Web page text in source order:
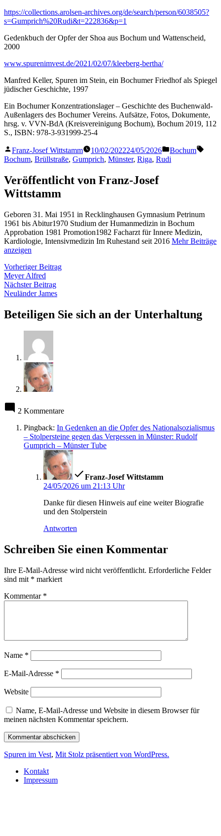
https://collections.arolsen-archives.org/de/search/person/6038505?
s=Gumprich%20Rudi&t=222836&p=1
Gedenkbuch der Opfer der Shoa aus Bochum und Wattenscheid,
2000
www.spurenimvest.de/2021/02/07/kleeberg-bertha/
Manfred Keller, Spuren im Stein, ein Bochumer Friedhof als Spiegel
jüdischer Geschichte, 1997
Ein Bochumer Konzentrationslager – Geschichte des Buchenwald-
Außenlagers des Bochumer Vereins. Aufsätze, Fotos, Dokumente,
hrsg. v. VVN-BdA (Kreisvereinigung Bochum), Bochum 2019, 112
S., ISBN: 978-3-931999-25-4
Veröffentlicht
von
Franz-Josef Wittstamm 10/02/202224/05/2026
Veröffentlicht
in
Bochum
Bochum, Brüllstraße, Gumprich, Münster, Riga, Rudi
Veröffentlicht von Franz-Josef
Wittstamm
Geboren 31. Mai 1951 in Recklinghausen Gymnasium Petrinum
1961 bis Abitur1970 Studium der Humanmedizin in Bochum
Approbation 1981 Promotion1982 Facharzt für Innere Medizin,
Kardiologie, Intensivmedizin Im Ruhestand seit 2016 Mehr Beiträge
anzeigen
Beitragsnavigation
Vorheriger BeitragVorheriger
Meyer Alfred
Nächster BeitragNächster
Beitrag:
Neuländer James
Beteiligen Sie sich an der Unterhaltung
2 Kommentare
Pingback: In Gedenken an die Opfer des Nationalsozialismus
– Stolpersteine gegen das Vergessen in Münster: Rudolf
Gumprich – Münster Tube
Franz-Josef Wittstamm
24/05/2026 um 21:13 Uhr
Danke für diesen Hinweis auf eine weiter Biografie
und den Stolperstein
Antworten
Schreiben Sie einen Kommentar
Ihre E-Mail-Adresse wird nicht veröffentlicht. Erforderliche Felder
sind mit * markiert
Kommentar *
Name *
E-Mail-Adresse *
Website
Name, E-Mail-Adresse und Website in diesem Browser für
meinen nächsten Kommentar speichern.
Spuren im Vest, Mit Stolz präsentiert von WordPress.
Kontakt
Impressum